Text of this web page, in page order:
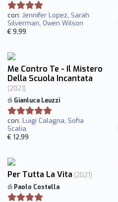
con: Jennifer Lopez, Sarah
Silverman, Owen Wilson
€ 9,99
Me Contro Te - Il Mistero
Della Scuola Incantata
(2021)
di Gianluca Leuzzi
con: Luigi Calagna, Sofia
Scalia
€ 12,99
Per Tutta La Vita (2021)
di Paolo Costella